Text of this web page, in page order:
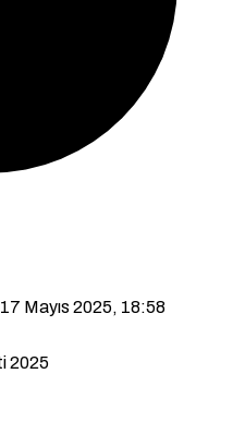
17 Mayıs 2025, 18:58